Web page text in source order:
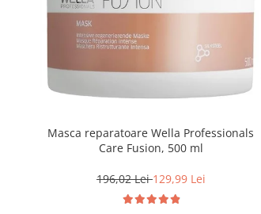
Masca reparatoare Wella Professionals
Care Fusion, 500 ml
196,02 Lei129,99 Lei